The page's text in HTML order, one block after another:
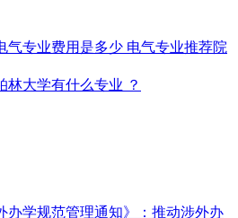
气专业费用是多少 电气专业推荐院
林大学有什么专业 ？
办学规范管理通知》：推动涉外办